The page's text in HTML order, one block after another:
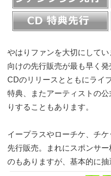
やはりファンを大切にして
向けの先行販売が最も早く
CDのリリースとともにライ
特典、またアーティストの
りすることもあります。
イープラスやローチケ、チ
先行販売。まれにスポンサ
のもありますが、基本的に抽